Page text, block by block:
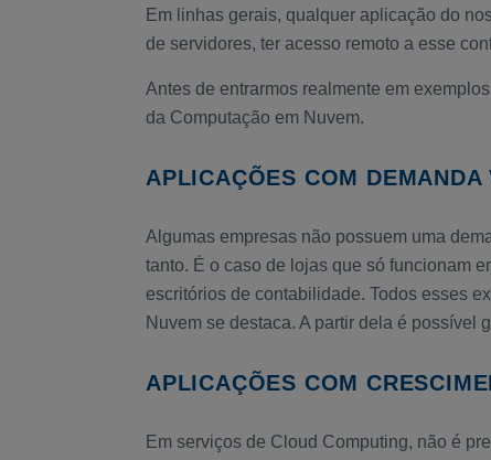
Em linhas gerais, qualquer aplicação do
de servidores, ter acesso remoto a esse
Antes de entrarmos realmente em
da Computação em Nuvem.
APLICAÇÕES COM DEMANDA
Algumas empresas não possuem uma
tanto. É o caso de lojas que só funcionam
escritórios de contabilidade. Todos esses
Nuvem se destaca. A partir dela é possível
APLICAÇÕES COM
Em serviços de Cloud Computing, não é